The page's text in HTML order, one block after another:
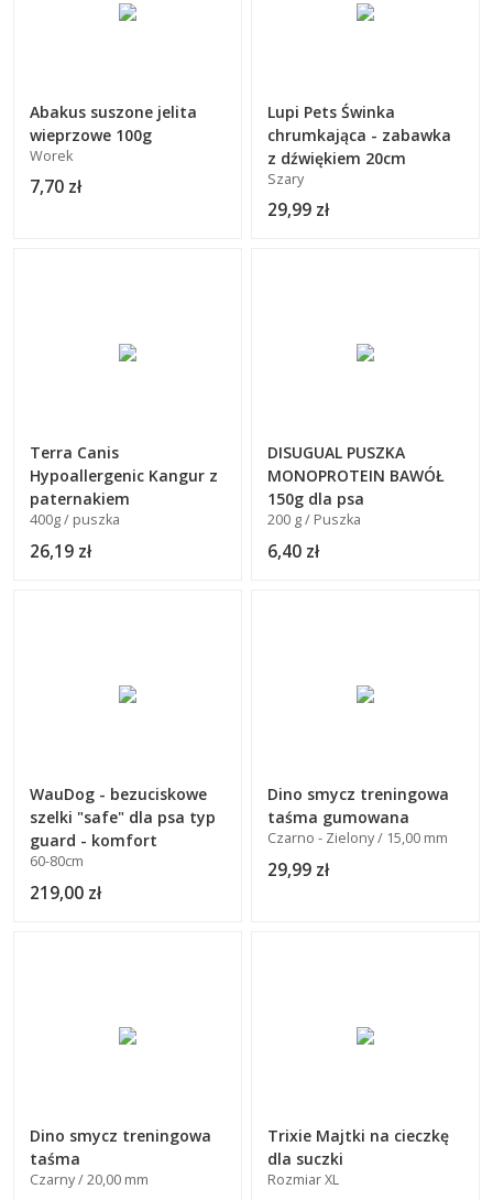
Abakus suszone jelita
wieprzowe 100g
Worek
7,70 zł
Lupi Pets Świnka
chrumkająca - zabawka
z dźwiękiem 20cm
Szary
29,99 zł
Terra Canis
Hypoallergenic Kangur z
paternakiem
400g / puszka
26,19 zł
DISUGUAL PUSZKA
MONOPROTEIN BAWÓŁ
150g dla psa
200 g / Puszka
6,40 zł
WauDog - bezuciskowe
szelki "safe" dla psa typ
guard - komfort
60-80cm
219,00 zł
Dino smycz treningowa
taśma gumowana
Czarno - Zielony / 15,00 mm
29,99 zł
Dino smycz treningowa
taśma
Czarny / 20,00 mm
Trixie Majtki na cieczkę
dla suczki
Rozmiar XL